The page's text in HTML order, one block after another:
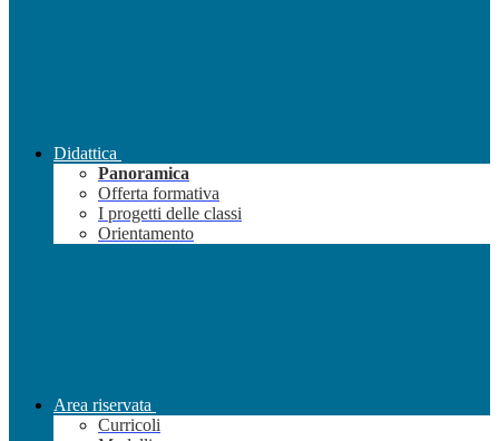
Didattica
Panoramica
Offerta formativa
I progetti delle classi
Orientamento
Area riservata
Curricoli